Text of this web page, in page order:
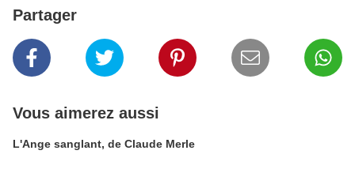
Partager
Vous aimerez aussi
L'Ange sanglant, de Claude Merle